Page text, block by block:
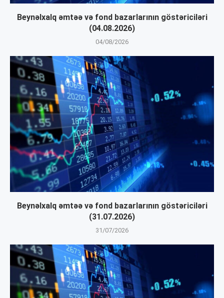
Beynəlxalq əmtəə və fond bazarlarının göstəriciləri
(04.08.2026)
04/08/2026
Beynəlxalq əmtəə və fond bazarlarının göstəriciləri
(31.07.2026)
31/07/2026